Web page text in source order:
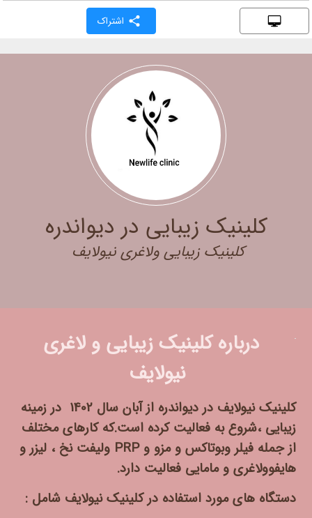
اشتراک
کلینیک زیبایی در دیواندره
کلینیک زیبایی ولاغری نیولایف
درباره کلینیک زیبایی و لاغری
نیولایف
کلینیک نیولایف در دیواندره از آبان سال 1402 در زمینه
زیبایی ،شروع به فعالیت کرده است.که کارهای مختلف
از جمله فیلر وبوتاکس و مزو و PRP ولیفت نخ ، لیزر و
هایفوولاغری و مامایی فعالیت دارد.
دستگاه های مورد استفاده در کلینیک نیولایف شامل :